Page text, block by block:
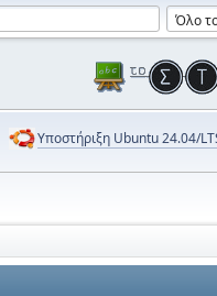
Υποστήριξη Ubuntu 24.04/